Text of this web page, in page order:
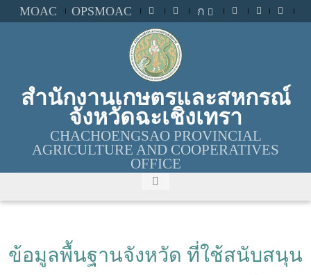
MOAC OPSMOAC ก
สำนักงานเกษตรและสหกรณ์
จังหวัดฉะเชิงเทรา
CHACHOENGSAO PROVINCIAL
AGRICULTURE AND COOPERATIVES
OFFICE
ข้อมูลพื้นฐานจังหวัด ที่ใช้สนับสนุน